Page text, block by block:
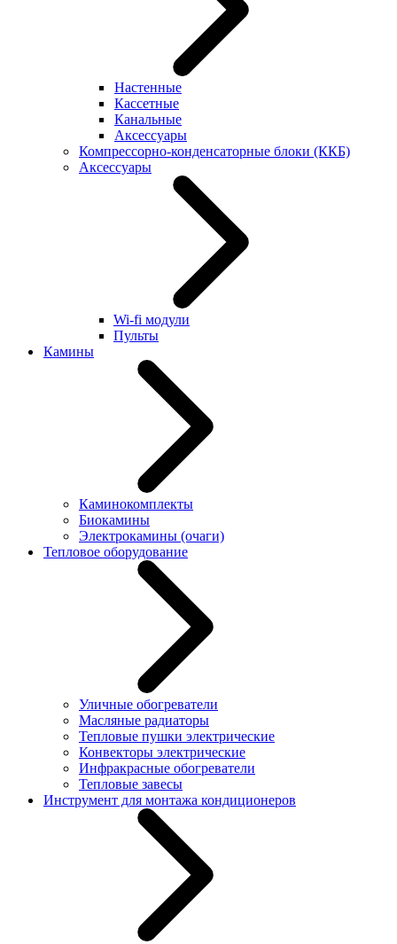
Настенные
Кассетные
Канальные
Аксессуары
Компрессорно-конденсаторные блоки (ККБ)
Аксессуары
Wi-fi модули
Пульты
Камины
Каминокомплекты
Биокамины
Электрокамины (очаги)
Тепловое оборудование
Уличные обогреватели
Масляные радиаторы
Тепловые пушки электрические
Конвекторы электрические
Инфракрасные обогреватели
Тепловые завесы
Инструмент для монтажа кондиционеров